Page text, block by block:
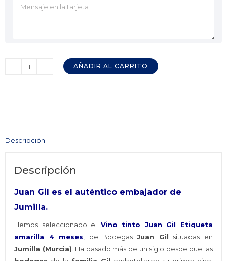
4
Jumilla
AÑADIR AL CARRITO
Descripción
Descripción
Juan Gil es el auténtico embajador de
Jumilla.
Hemos seleccionado el Vino tinto Juan Gil Etiqueta
amarilla 4 meses, de BodegasJuan Gil situadas en
Jumilla (Murcia). Ha pasado más de un siglo desde que las